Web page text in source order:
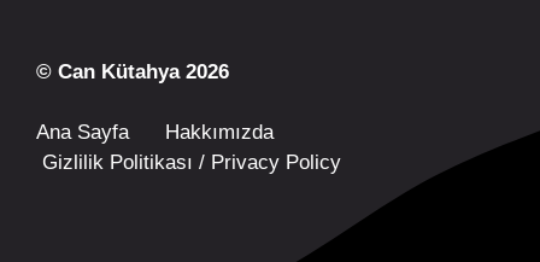
© Can Kütahya 2026
Ana Sayfa
Hakkımızda
Gizlilik Politikası / Privacy Policy